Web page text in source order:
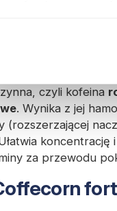
duże powinowactwo
głowy odpowiada
oddziałuje
wykazano
czyli kofeina
. Wynika z jej
(rozszerzającej
koncentrację
za przewodu